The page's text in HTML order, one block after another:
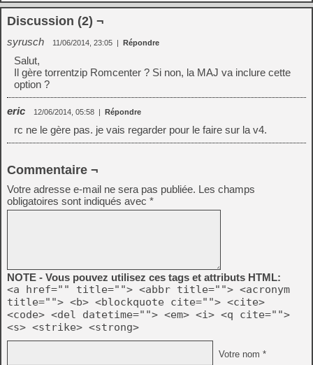
Discussion (2) ¬
syrusch 11/06/2014, 23:05 | Répondre
Salut,
Il gère torrentzip Romcenter ? Si non, la MAJ va inclure cette
option ?
eric 12/06/2014, 05:58 | Répondre
rc ne le gère pas. je vais regarder pour le faire sur la v4.
Commentaire ¬
Votre adresse e-mail ne sera pas publiée. Les champs
obligatoires sont indiqués avec *
NOTE - Vous pouvez utilisez ces tags et attributs HTML:
<a href="" title=""> <abbr title=""> <acronym
title=""> <b> <blockquote cite=""> <cite>
<code> <del datetime=""> <em> <i> <q cite="">
<s> <strike> <strong>
Votre nom *